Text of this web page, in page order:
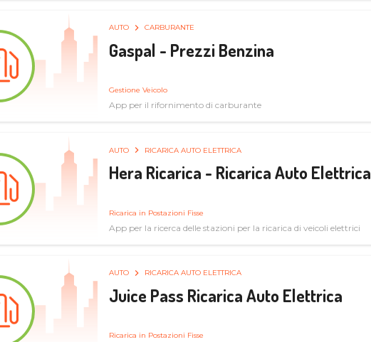
AUTO CARBURANTE
Gaspal - Prezzi Benzina
Gestione Veicolo
App per il rifornimento di carburante
AUTO RICARICA AUTO ELETTRICA
Hera Ricarica - Ricarica Auto Elettrica
Ricarica in Postazioni Fisse
App per la ricerca delle stazioni per la ricarica di veicoli elettrici
AUTO RICARICA AUTO ELETTRICA
Juice Pass Ricarica Auto Elettrica
Ricarica in Postazioni Fisse